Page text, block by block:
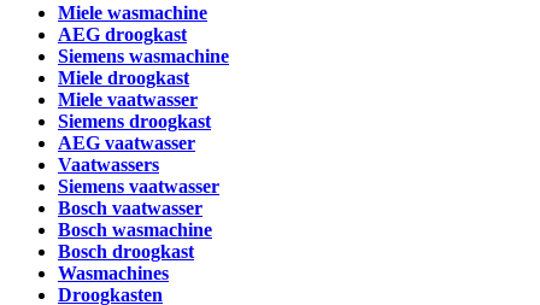
Miele wasmachine
AEG droogkast
Siemens wasmachine
Miele droogkast
Miele vaatwasser
Siemens droogkast
AEG vaatwasser
Vaatwassers
Siemens vaatwasser
Bosch vaatwasser
Bosch wasmachine
Bosch droogkast
Wasmachines
Droogkasten